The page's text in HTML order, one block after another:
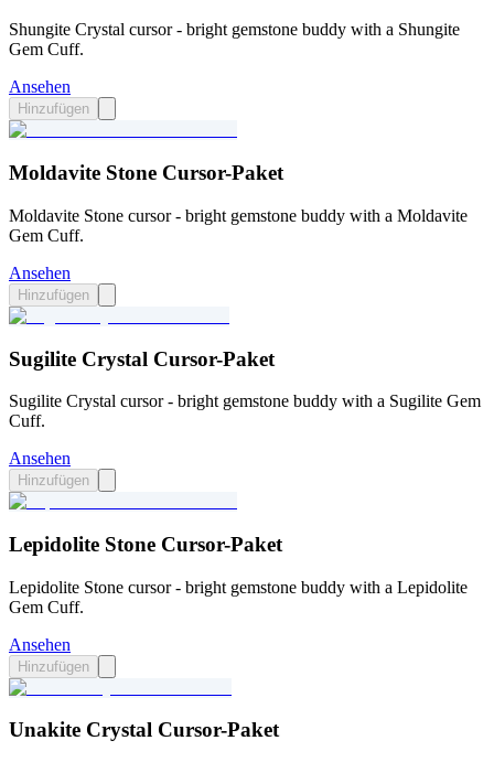
Shungite Crystal cursor - bright gemstone buddy with a Shungite
Gem Cuff.
Ansehen
Hinzufügen
Moldavite Stone Cursor-Paket
Moldavite Stone cursor - bright gemstone buddy with a Moldavite
Gem Cuff.
Ansehen
Hinzufügen
Sugilite Crystal Cursor-Paket
Sugilite Crystal cursor - bright gemstone buddy with a Sugilite Gem
Cuff.
Ansehen
Hinzufügen
Lepidolite Stone Cursor-Paket
Lepidolite Stone cursor - bright gemstone buddy with a Lepidolite
Gem Cuff.
Ansehen
Hinzufügen
Unakite Crystal Cursor-Paket